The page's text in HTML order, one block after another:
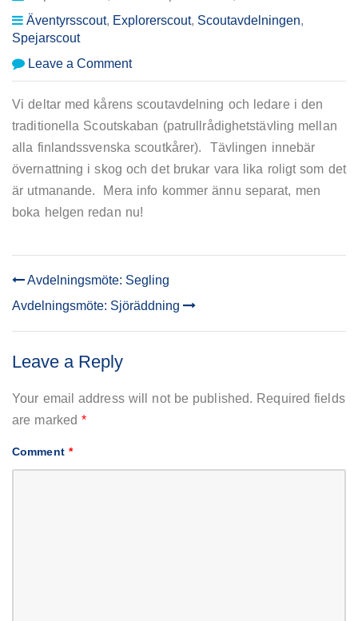
Äventyrsscout, Explorerscout, Scoutavdelningen,
Spejarscout
Leave a Commenton
Scoutavdelningen:
Scoutskaban!
Vi deltar med kårens scoutavdelning och ledare i den
traditionella Scoutskaban (patrullrådighetstävling mellan
alla finlandssvenska scoutkårer). Tävlingen innebär
övernattning i skog och det brukar vara lika roligt som det
är utmanande. Mera info kommer ännu separat, men
boka helgen redan nu!
POST
NAVIGATION
Avdelningsmöte: Segling
Avdelningsmöte: Sjöräddning
Leave a Reply
Your email address will not be published. Required fields
are marked*
Comment *